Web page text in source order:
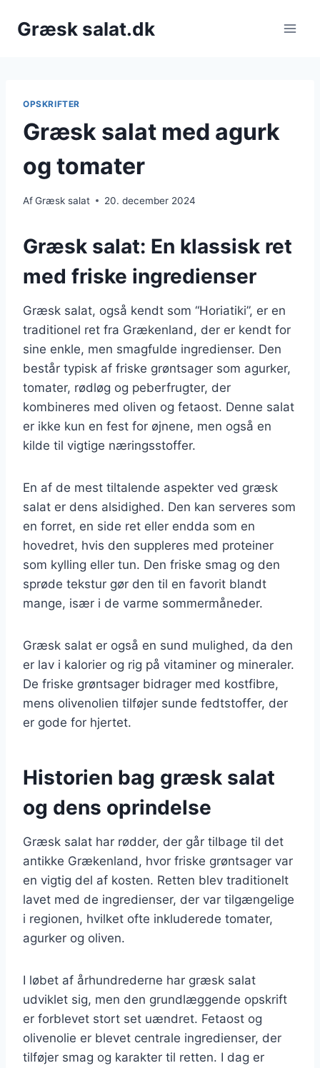
Græsk salat.dk
OPSKRIFTER
Græsk salat med agurk
og tomater
AfGræsk salat 20. december 2024
Græsk salat: En klassisk ret
med friske ingredienser
Græsk salat, også kendt som “Horiatiki”, er en
traditionel ret fra Grækenland, der er kendt for
sine enkle, men smagfulde ingredienser. Den
består typisk af friske grøntsager som agurker,
tomater, rødløg og peberfrugter, der
kombineres med oliven og fetaost. Denne salat
er ikke kun en fest for øjnene, men også en
kilde til vigtige næringsstoffer.
En af de mest tiltalende aspekter ved græsk
salat er dens alsidighed. Den kan serveres som
en forret, en side ret eller endda som en
hovedret, hvis den suppleres med proteiner
som kylling eller tun. Den friske smag og den
sprøde tekstur gør den til en favorit blandt
mange, især i de varme sommermåneder.
Græsk salat er også en sund mulighed, da den
er lav i kalorier og rig på vitaminer og mineraler.
De friske grøntsager bidrager med kostfibre,
mens olivenolien tilføjer sunde fedtstoffer, der
er gode for hjertet.
Historien bag græsk salat
og dens oprindelse
Græsk salat har rødder, der går tilbage til det
antikke Grækenland, hvor friske grøntsager var
en vigtig del af kosten. Retten blev traditionelt
lavet med de ingredienser, der var tilgængelige
i regionen, hvilket ofte inkluderede tomater,
agurker og oliven.
I løbet af århundrederne har græsk salat
udviklet sig, men den grundlæggende opskrift
er forblevet stort set uændret. Fetaost og
olivenolie er blevet centrale ingredienser, der
tilføjer smag og karakter til retten. I dag er